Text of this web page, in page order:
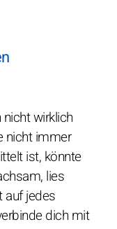
wirklich
nicht immer
ist, könnte
lies
auf jedes
dich mit